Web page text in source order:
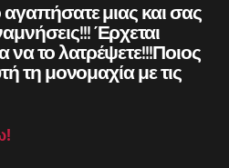
αγαπήσατε μιας και σας
Έρχεται
να το λατρέψετε!!!Ποιος
τη μονομαχία με τις